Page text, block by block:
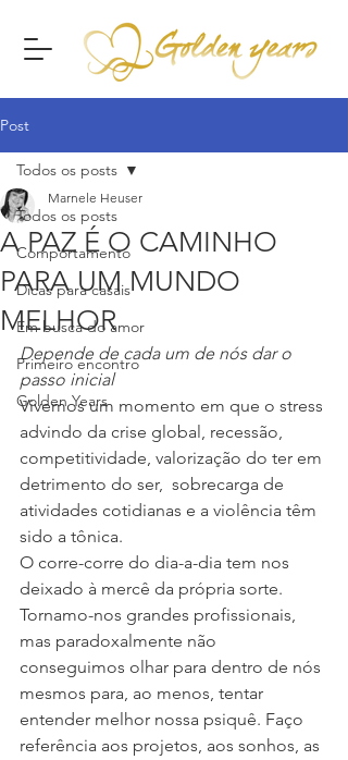
Post
Todos os posts
Comportamento
Dicas para casais
Em busca do amor
Primeiro encontro
Golden Years
Todos os posts
A PAZ É O CAMINHO
PARA UM MUNDO
MELHOR
Marnele Heuser
Depende de cada um de nós dar o
passo inicial
Vivemos um momento em que o stress
advindo da crise global, recessão,
competitividade, valorização do ter em
detrimento do ser,  sobrecarga de
atividades cotidianas e a violência têm
sido a tônica.
O corre-corre do dia-a-dia tem nos
deixado à mercê da própria sorte.
Tornamo-nos grandes profissionais,
mas paradoxalmente não
conseguimos olhar para dentro de nós
mesmos para, ao menos, tentar
entender melhor nossa psiquê. Faço
referência aos projetos, aos sonhos, as